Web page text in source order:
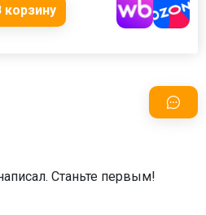
корзину
Станьте первым!